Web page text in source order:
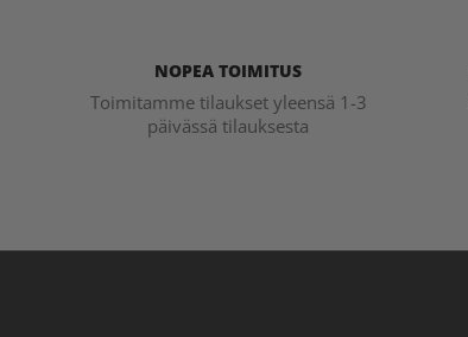
NOPEA TOIMITUS
Toimitamme tilaukset yleensä 1-3
päivässä tilauksesta